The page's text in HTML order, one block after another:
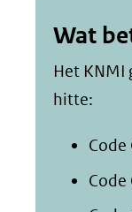
Wat
Het KNMI
hitte:
Code